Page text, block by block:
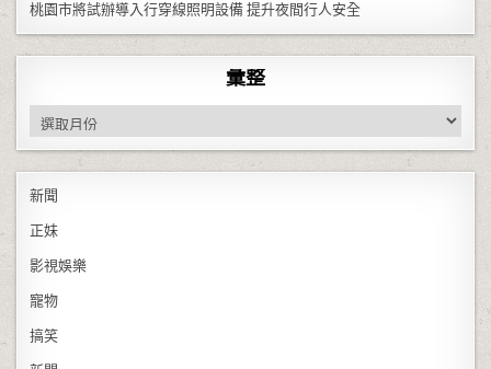
桃園市將試辦導入行穿線照明設備 提升夜間行人安全
彙整
彙整
新聞
正妹
影視娛樂
寵物
搞笑